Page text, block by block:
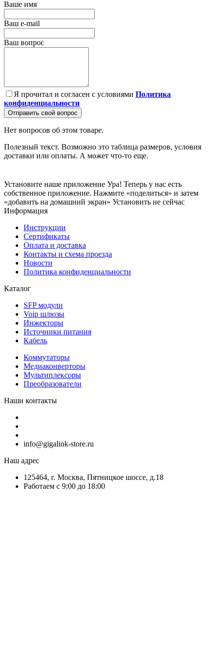
Ваше имя
Ваш e-mail
Ваш вопрос
Я прочитал и согласен с условиями Политика
конфиденциальности
Отправить свой вопрос
Нет вопросов об этом товаре.
Полезный текст. Возможно это таблица размеров, условия
доставки или оплаты. А может что-то еще.
Установите наше приложение Ура! Теперь у нас есть
собственное приложение. Нажмите «поделиться» и затем
«добавить на домашний экран» Установить не сейчас
Информация
Инструкции
Сертификаты
Оплата и доставка
Контакты и схема проезда
Новости
Политика конфиденциальности
Каталог
SFP модули
Voip шлюзы
Инжекторы
Источники питания
Кабель
Коммутаторы
Медиаконверторы
Мультиплексоры
Преобразователи
Наши контакты
info@gigalink-store.ru
Наш адрес
125464, г. Москва, Пятницкое шоссе, д.18
Работаем с 9:00 до 18:00